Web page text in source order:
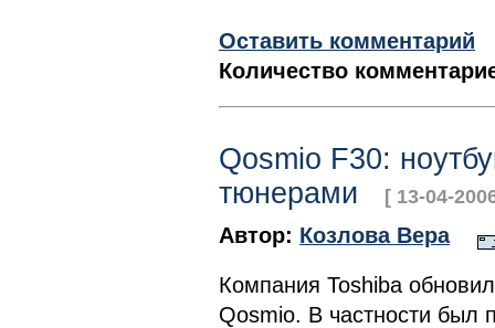
Оставить комментарий
Количество
Qosmio F30:
тюнерами
[ 13-04-
Автор: Козлова Вера
Компания Toshiba
Qosmio. В частности